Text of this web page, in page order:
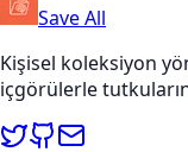
Save All
Kişisel koleksiyon
içgörülerle